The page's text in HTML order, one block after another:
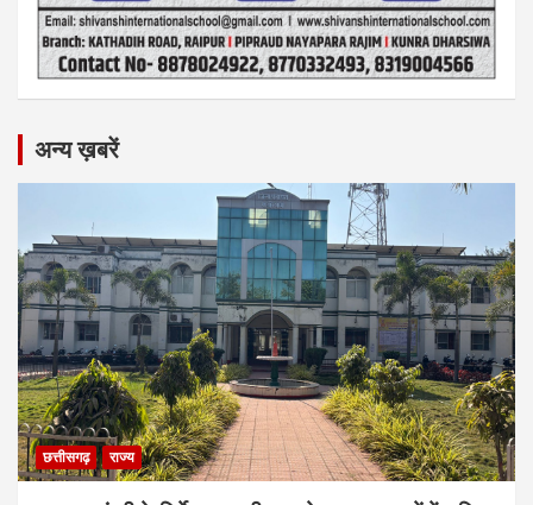
अन्य ख़बरें
छत्तीसगढ़ राज्य